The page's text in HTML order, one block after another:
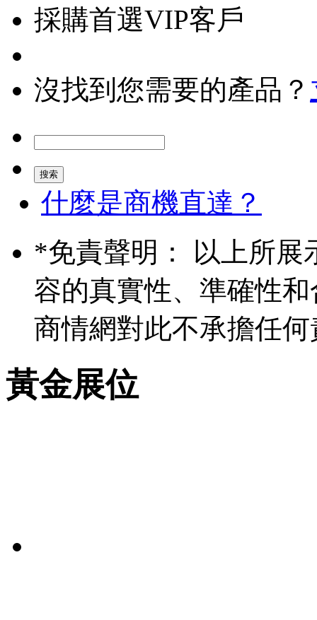
採購首選VIP客戶
沒找到您需要的產品？
什麼是商機直達？
*免責聲明： 以上所展
容的真實性、準確性
商情網對此不承擔任何
黃金展位